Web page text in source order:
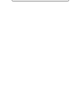
da un simpatico
domestici,
livello le loro